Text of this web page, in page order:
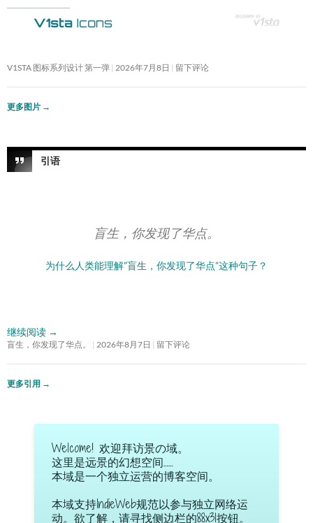
V1STA 图标系列设计 第一弹 2026年7月8日 留下评论
更多图片 →
引语
盲生，你发现了华点。
为什么人类能理解”盲生，你发现了华点”这种句子？
继续阅读 →
盲生，你发现了华点。 2026年8月7日 留下评论
更多引用 →
Welcome! 欢迎拜访景の域。
这里是远景的幻想空间……
本域是一个独立运营的博客空间。
本域支持IndieWeb规范以参与独立网络运
动。欲了解，请寻找侧边栏的88x31按钮。